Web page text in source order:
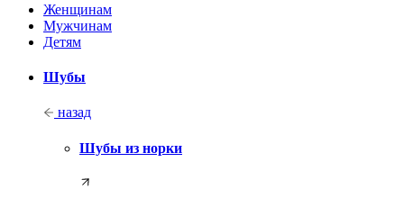
Женщинам
Мужчинам
Детям
Шубы
назад
Шубы из норки